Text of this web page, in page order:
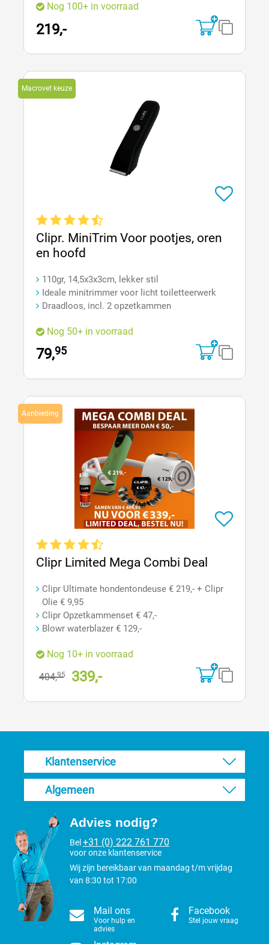
Nog 100+ in voorraad
219,-
Macrovet keuze
Gemiddelde waardering van 4.9 van 5 sterren
Clipr. MiniTrim Voor pootjes, oren
en hoofd
110gr, 14,5x3x3cm, lekker stil
Ideale minitrimmer voor licht toiletteerwerk
Draadloos, incl. 2 opzetkammen
Nog 50+ in voorraad
79,95
Aanbieding
Gemiddelde waardering van 4.5 van 5 sterren
Clipr Limited Mega Combi Deal
Clipr Ultimate hondentondeuse € 219,- + Clipr
Olie € 9,95
Clipr Opzetkammenset € 47,-
Blowr waterblazer € 129,-
Nog 10+ in voorraad
404,95 339,-
Klantenservice
Algemeen
Advies nodig?
Bel +31 (0) 222 761 770
voor onze klantenservice
Wij zijn bereikbaar van maandag t/m vrijdag
van 8:30 tot 17:00
Mail ons
Voor hulp en
advies
Facebook
Stel jouw vraag